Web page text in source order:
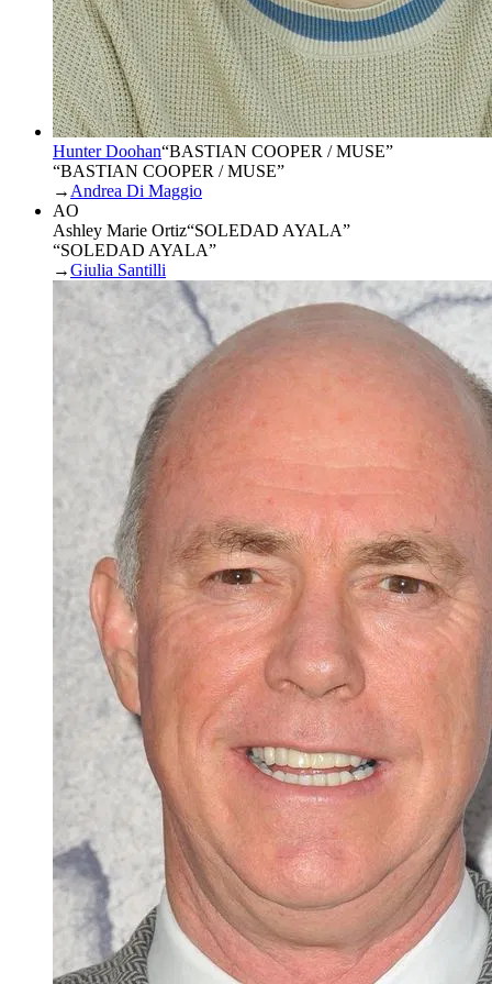
Hunter Doohan“BASTIAN COOPER / MUSE”
“BASTIAN COOPER / MUSE”
→ Andrea Di Maggio
AO
Ashley Marie Ortiz“SOLEDAD AYALA”
“SOLEDAD AYALA”
→Giulia Santilli